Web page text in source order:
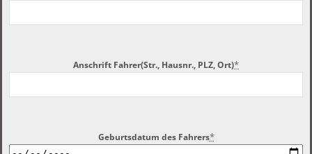
Anschrift Fahrer(Str., Hausnr., PLZ, Ort)*
Geburtsdatum des Fahrers*